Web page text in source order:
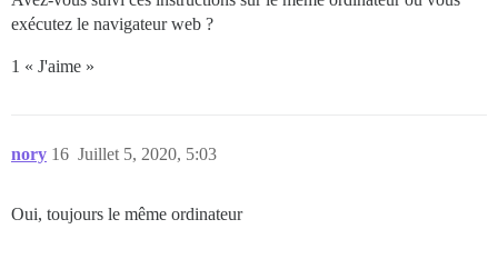
exécutez le navigateur web ?
1 « J'aime »
nory Juillet 5, 2020, 5:03
16
Oui, toujours le même ordinateur